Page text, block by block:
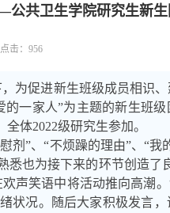
共卫生学院研究生新
击： 956
为促进新生班级成员相识
的一家人”为主题的新生班
体2022级研究生参加。
剂”、“不烦躁的理由”、“我
悉也为接下来的环节创造了
声笑语中将活动推向高潮。
状况。随后大家积极发言